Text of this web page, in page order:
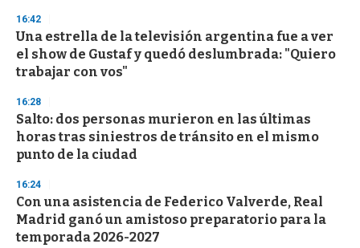
s
e
c
o
n
16:42
Una estrella de la televisión argentina fue a ver
el show de Gustaf y quedó deslumbrada: "Quiero
trabajar con vos"
16:28
Salto: dos personas murieron en las últimas
horas tras siniestros de tránsito en el mismo
punto de la ciudad
16:24
Con una asistencia de Federico Valverde, Real
Madrid ganó un amistoso preparatorio para la
temporada 2026-2027